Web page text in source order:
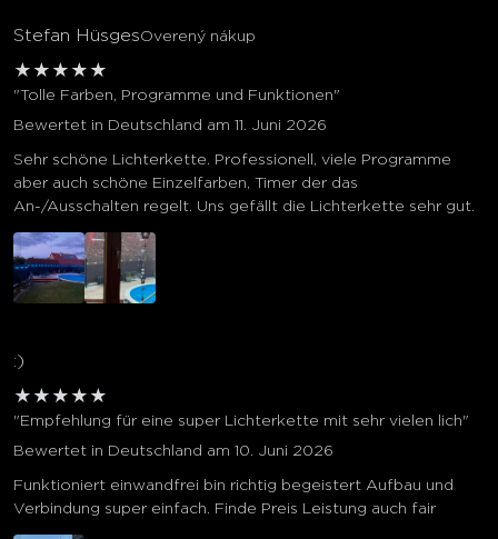
Stefan HüsgesOverený nákup
★ ★ ★ ★ ★
"Tolle Farben, Programme und Funktionen"
Bewertet in Deutschland am 11. Juni 2026
Sehr schöne Lichterkette. Professionell, viele Programme
aber auch schöne Einzelfarben, Timer der das
An-/Ausschalten regelt. Uns gefällt die Lichterkette sehr gut.
:)
★ ★ ★ ★ ★
"Empfehlung für eine super Lichterkette mit sehr vielen lich"
Bewertet in Deutschland am 10. Juni 2026
Funktioniert einwandfrei bin richtig begeistert Aufbau und
Verbindung super einfach. Finde Preis Leistung auch fair